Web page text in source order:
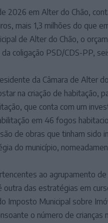
2026 em Alter do Chão,
mais 1,3 milhões do que
de Alter do Chão, o
coligação PSD/CDS-PP,
da Câmara de Alter
na criação de habitação,
que conta com um
em 46 fogos
de obras que tinham sido
do município,
ao agrupamento
das estratégias em
Imposto Municipal sobre
o número de crianças